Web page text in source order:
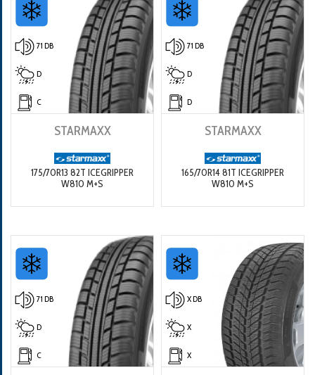
71 DB
D
C
STARMAXX
175/70R13 82T ICEGRIPPER
W810 M+S
71 DB
D
D
STARMAXX
165/70R14 81T ICEGRIPPER
W810 M+S
71 DB
D
C
X DB
X
X